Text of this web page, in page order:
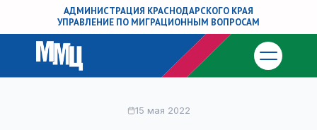
АДМИНИСТРАЦИЯ КРАСНОДАРСКОГО КРАЯ
УПРАВЛЕНИЕ ПО МИГРАЦИОННЫМ ВОПРОСАМ
15 мая 2022